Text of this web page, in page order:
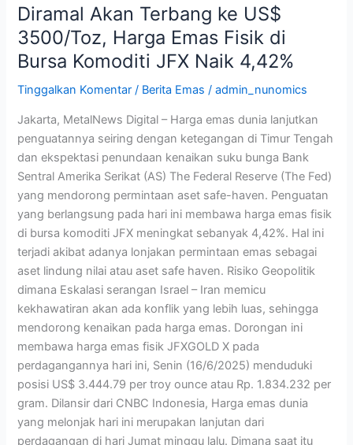
Diramal Akan Terbang ke US$
3500/Toz, Harga Emas Fisik di
Bursa Komoditi JFX Naik 4,42%
Tinggalkan Komentar / Berita Emas /admin_nunomics
Jakarta, MetalNews Digital – Harga emas dunia lanjutkan
penguatannya seiring dengan ketegangan di Timur Tengah
dan ekspektasi penundaan kenaikan suku bunga Bank
Sentral Amerika Serikat (AS) The Federal Reserve (The Fed)
yang mendorong permintaan aset safe-haven. Penguatan
yang berlangsung pada hari ini membawa harga emas fisik
di bursa komoditi JFX meningkat sebanyak 4,42%. Hal ini
terjadi akibat adanya lonjakan permintaan emas sebagai
aset lindung nilai atau aset safe haven. Risiko Geopolitik
dimana Eskalasi serangan Israel – Iran memicu
kekhawatiran akan ada konflik yang lebih luas, sehingga
mendorong kenaikan pada harga emas. Dorongan ini
membawa harga emas fisik JFXGOLD X pada
perdagangannya hari ini, Senin (16/6/2025) menduduki
posisi US$ 3.444.79 per troy ounce atau Rp. 1.834.232 per
gram. Dilansir dari CNBC Indonesia, Harga emas dunia
yang melonjak hari ini merupakan lanjutan dari
perdagangan di hari Jumat minggu lalu. Dimana saat itu
Komoditi
JFX
Naik